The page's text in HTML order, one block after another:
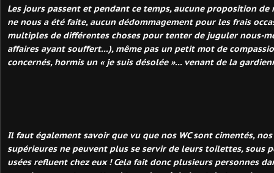
Les jours passent et pendant ce temps, aucune proposition
ne nous a été faite, aucun dédommagement pour les frais
multiples de différentes choses pour tenter de juguler nous-
affaires ayant souffert...), même pas un petit mot de
concernés, hormis un « je suis désolée »... venant de la
Il faut également savoir que vu que nos WC sont cimentés,
supérieures ne peuvent plus se servir de leurs toilettes, sous
usées refluent chez eux ! Cela fait donc plusieurs personnes